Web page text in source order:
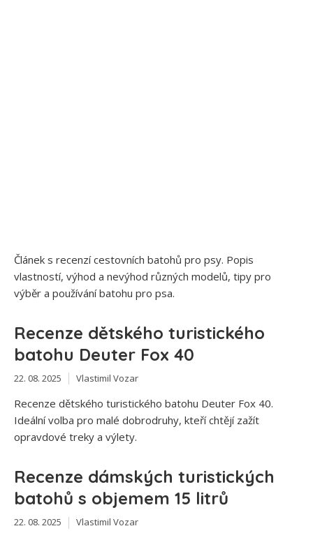
Článek s recenzí cestovních batohů pro psy. Popis
vlastností, výhod a nevýhod různých modelů, tipy pro
výběr a používání batohu pro psa.
Recenze dětského turistického
batohu Deuter Fox 40
22. 08. 2025 Vlastimil Vozar
Recenze dětského turistického batohu Deuter Fox 40.
Ideální volba pro malé dobrodruhy, kteří chtějí zažít
opravdové treky a výlety.
Recenze dámských turistických
batohů s objemem 15 litrů
22. 08. 2025 Vlastimil Vozar